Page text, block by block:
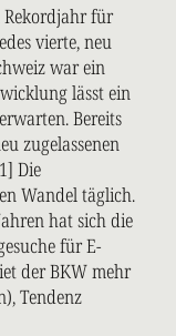
für
vierte, neu
war ein
lässt ein
Bereits
zugelassenen
Die
Wandel täglich.
hat sich die
für E-
der BKW mehr
Tendenz